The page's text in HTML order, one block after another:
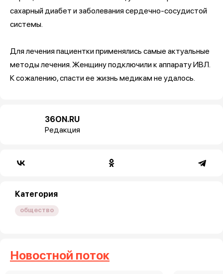
сахарный диабет и заболевания сердечно-сосудистой
системы.
Для лечения пациентки применялись самые актуальные
методы лечения. Женщину подключили к аппарату ИВЛ.
К сожалению, спасти ее жизнь медикам не удалось.
36ON.RU
Редакция
Категория
общество
Новостной поток